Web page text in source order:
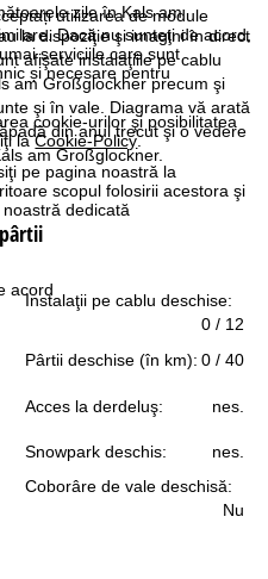
utilizarea de module
Dacă nu sunteţi de acord,
serviciile care sunt
și necesare pentru
cookie-urilor şi posibilitatea
laCookie-Policy.
pe pagina noastră la
scopul folosirii acestora şi
dedicată
acord
zile în Kals am
la dispoziţie şi imagini în direct
afişate instalaţiile pe cablu
am Großglockner precum şi
şi în vale. Diagrama vă arată
din anul trecut şi o vedere
am Großglockner.
Instalaţii pe cablu deschise:
0 / 12
Pârtii deschise (în km): 0 / 40
Acces la derdeluş: nes.
Snowpark deschis:
nes.
Coborâre de vale deschisă:
Nu